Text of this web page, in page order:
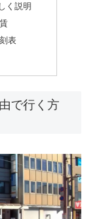
く説明
表
で行く方